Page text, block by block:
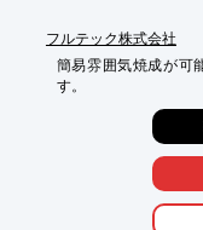
フルテック株式会社
簡易雰囲気焼成が可
す。